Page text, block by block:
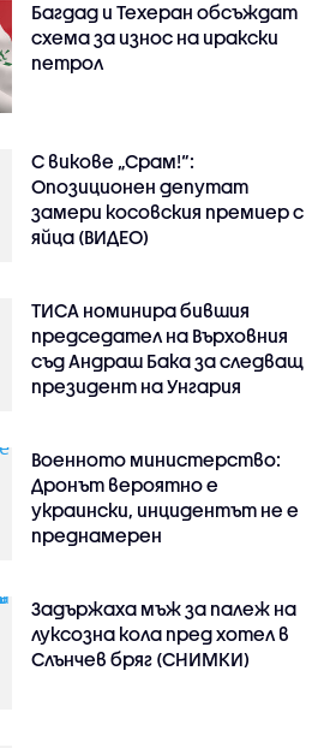
Багдад и Техеран обсъждат
схема за износ на иракски
петрол
С викове „Срам!“:
Опозиционен депутат
замери косовския премиер с
яйца (ВИДЕО)
ТИСА номинира бившия
председател на Върховния
съд Андраш Бака за следващ
президент на Унгария
Военното министерство:
Дронът вероятно е
украински, инцидентът не е
преднамерен
Задържаха мъж за палеж на
луксозна кола пред хотел в
Слънчев бряг (СНИМКИ)